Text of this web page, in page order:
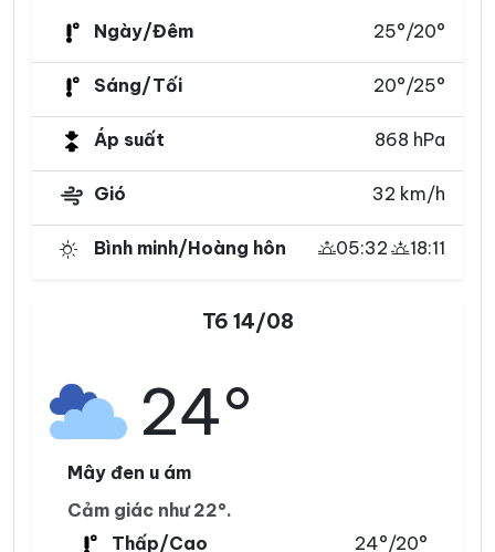
Ngày/Đêm 25°/20°
Sáng/Tối 20°/25°
Áp suất 868 hPa
Gió 32 km/h
Bình minh/Hoàng hôn 05:32 18:11
T6 14/08
24°
Mây đen u ám
Cảm giác như 22°.
Thấp/Cao
24°/20°